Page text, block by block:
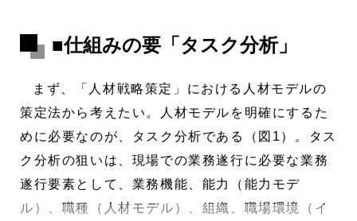
■仕組みの要「タスク分析」
まず、「人材戦略策定」における人材モデルの
策定法から考えたい。人材モデルを明確にするた
めに必要なのが、タスク分析である（図1）。タス
ク分析の狙いは、現場での業務遂行に必要な業務
遂行要素として、業務機能、能力（能力モデ
ル）、職種（人材モデル）、組織、職場環境（イ